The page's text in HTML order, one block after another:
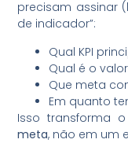
precisam assinar
de indicador”:
Qual KPI
Qual é o
Que meta
Em quanto
Isso transforma
meta, não em um